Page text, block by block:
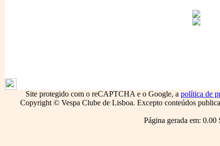
Site protegido com o reCAPTCHA e o Google, a política de
Copyright © Vespa Clube de Lisboa. Excepto conteúdos
Página gerada em: 0.00